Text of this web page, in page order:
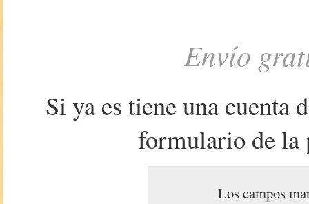
Envío
Si ya es tiene una cuenta
formulario de la
Los campos